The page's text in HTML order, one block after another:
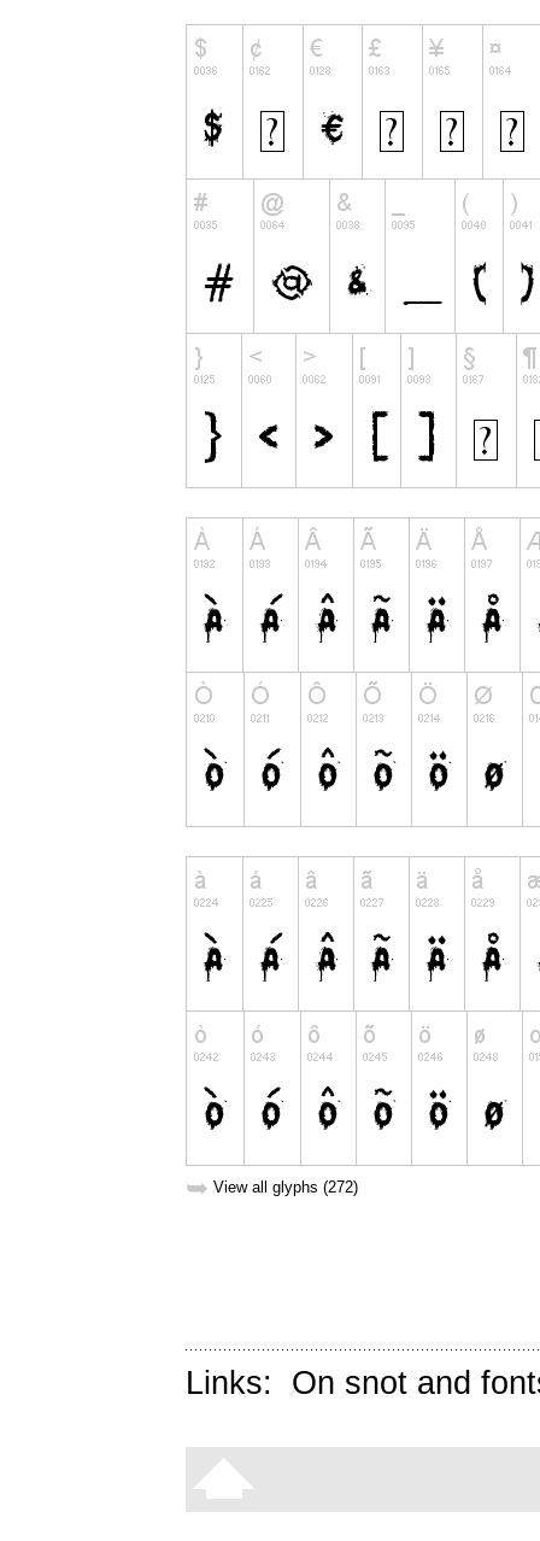
➥ View all glyphs (272)
Links: On snot and